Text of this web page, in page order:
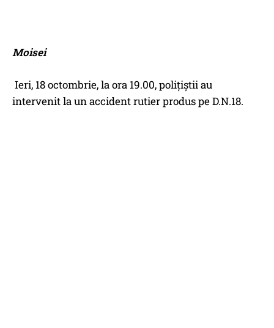
Moisei
Ieri, 18 octombrie, la ora 19.00, polițiștii au
intervenit la un accident rutier produs pe D.N.18.